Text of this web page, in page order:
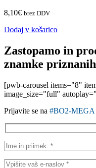
8,10€ brez DDV
Dodaj v košarico
Zastopamo in
znamke
[pwb-carousel items="8"
image_size="full"
Prijavite se na #BO2-MEGA